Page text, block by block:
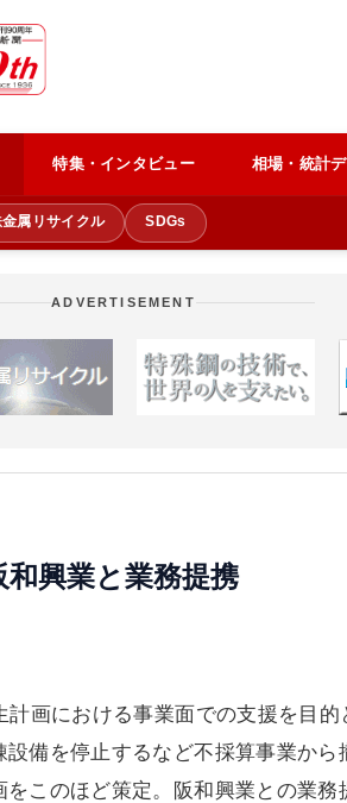
特集・インタビュー 相場・統計
属リサイクル SDGs
ADVERTISEMENT
興業と業務提携
画における事業面での支援を目的
備を停止するなど不採算事業か
このほど策定。阪和興業との業